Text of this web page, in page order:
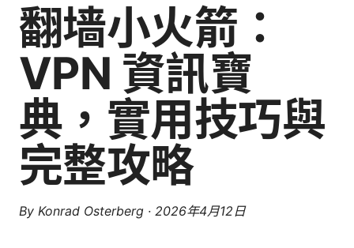
翻墙小火箭：
VPN 資訊寶
典，實用技巧與
完整攻略
By Konrad Osterberg · 2026年4月12日